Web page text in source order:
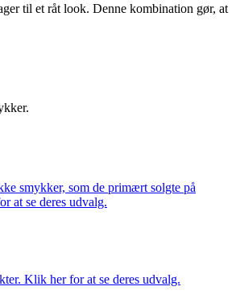
til et råt look. Denne kombination gør, at
smykker, som de primært solgte på
at se deres udvalg.
Klik her for at se deres udvalg.